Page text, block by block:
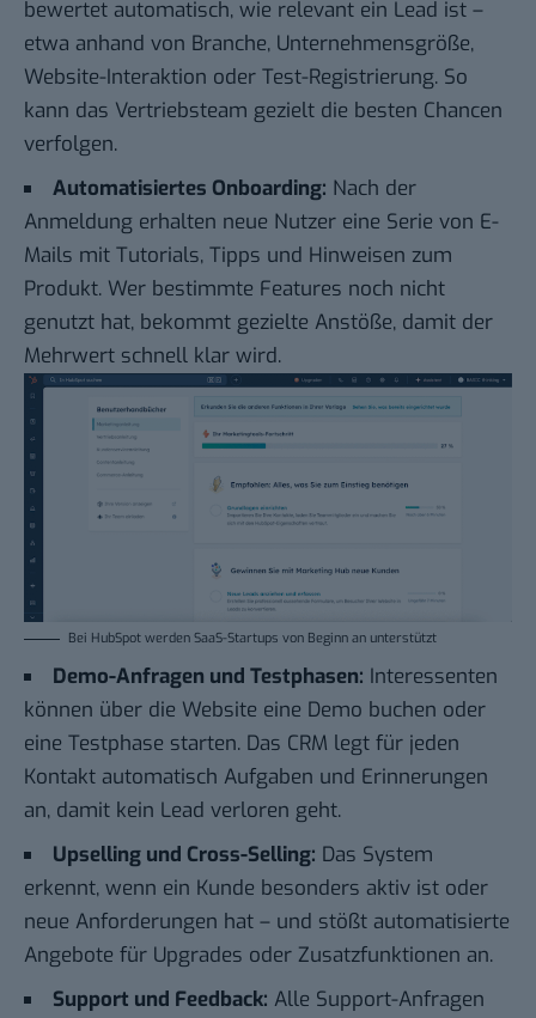
bewertet automatisch, wie relevant ein Lead ist –
etwa anhand von Branche, Unternehmensgröße,
Website-Interaktion oder Test-Registrierung. So
kann das Vertriebsteam gezielt die besten Chancen
verfolgen.
Automatisiertes Onboarding: Nach der
Anmeldung erhalten neue Nutzer eine Serie von E-
Mails mit Tutorials, Tipps und Hinweisen zum
Produkt. Wer bestimmte Features noch nicht
genutzt hat, bekommt gezielte Anstöße, damit der
Mehrwert schnell klar wird.
Bei HubSpot werden SaaS-Startups von Beginn an unterstützt
Demo-Anfragen und Testphasen: Interessenten
können über die Website eine Demo buchen oder
eine Testphase starten. Das CRM legt für jeden
Kontakt automatisch Aufgaben und Erinnerungen
an, damit kein Lead verloren geht.
Upselling und Cross-Selling: Das System
erkennt, wenn ein Kunde besonders aktiv ist oder
neue Anforderungen hat – und stößt automatisierte
Angebote für Upgrades oder Zusatzfunktionen an.
Support und Feedback: Alle Support-Anfragen